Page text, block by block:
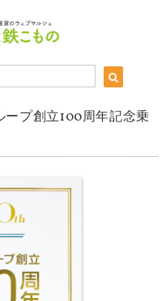
ープ創立100周年記念乗